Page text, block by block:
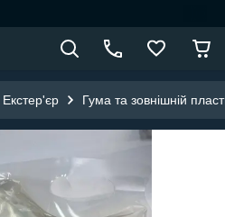
Екстер'єр Гума та зовнішній